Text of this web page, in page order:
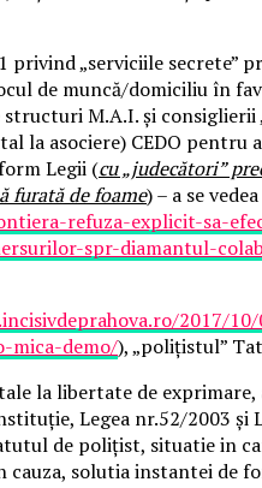
„serviciile secrete”
de muncă/domiciliu în
M.A.I. și consiglierii
asociere) CEDO pentru a
Legii (cu „judecători”
furată de foame) – a se
refuza-explicit-sa-
spr-diamantul-
2017/
mica-demo/), „polițistul”
la libertate de exprimare,
Legea nr.52/2003 și
de polițist, situatie in
solutia instantei de